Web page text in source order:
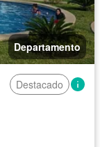
Departamento
Destacado